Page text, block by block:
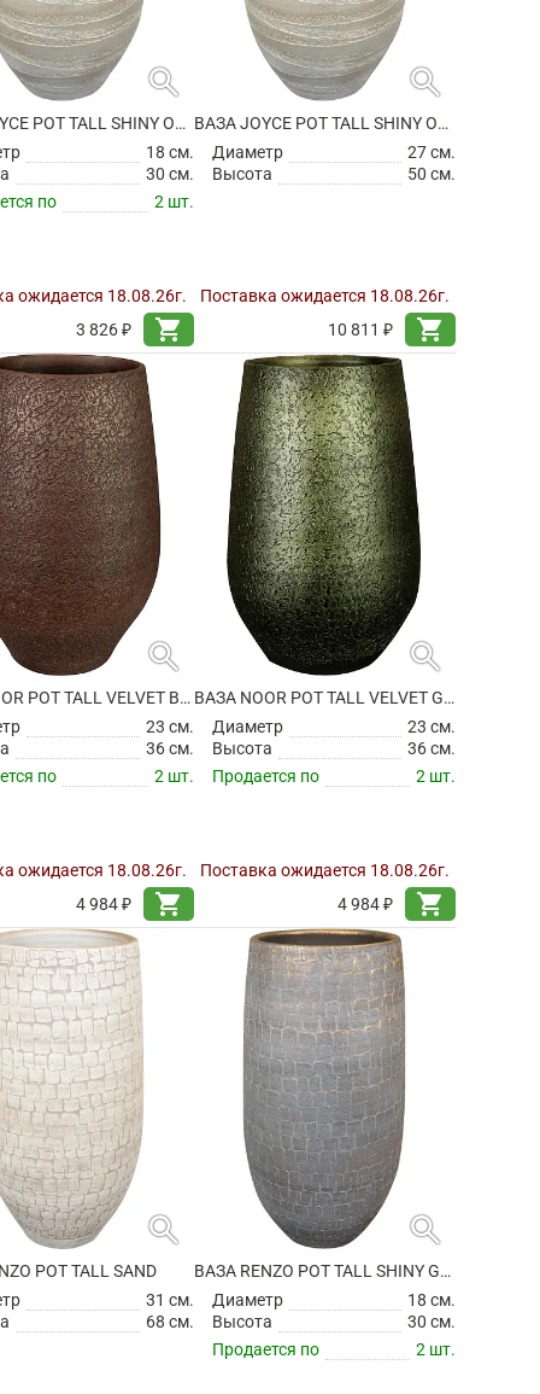
search
ВАЗА JOYCE POT TALL SHINY OLIVE
18 см.
30 см.
по
2 шт.
ожидается 18.08.26г.
3 826 ₽
shopping_cart
search
ВАЗА JOYCE POT TALL SHINY OLIVE
Диаметр
27 см.
Высота
50 см.
Поставка ожидается 18.08.26г.
10 811 ₽
shopping_cart
search
ВАЗА NOOR POT TALL VELVET BROWN
23 см.
36 см.
по
2 шт.
ожидается 18.08.26г.
4 984 ₽
shopping_cart
search
ВАЗА NOOR POT TALL VELVET GREEN
Диаметр
23 см.
Высота
36 см.
Продается по
2 шт.
Поставка ожидается 18.08.26г.
4 984 ₽
shopping_cart
search
POT TALL SAND
31 см.
68 см.
search
ВАЗА RENZO POT TALL SHINY GREY
Диаметр
18 см.
Высота
30 см.
Продается по
2 шт.